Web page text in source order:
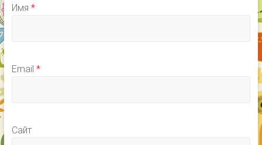
Имя *
Email *
Сайт